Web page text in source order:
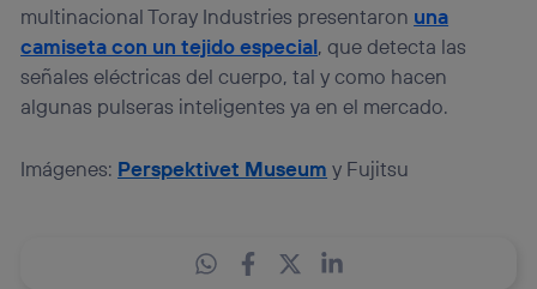
multinacional Toray Industries presentaron una
camiseta con un tejido especial, que detecta las
señales eléctricas del cuerpo, tal y como hacen
algunas pulseras inteligentes ya en el mercado.
Imágenes: Perspektivet Museum y Fujitsu